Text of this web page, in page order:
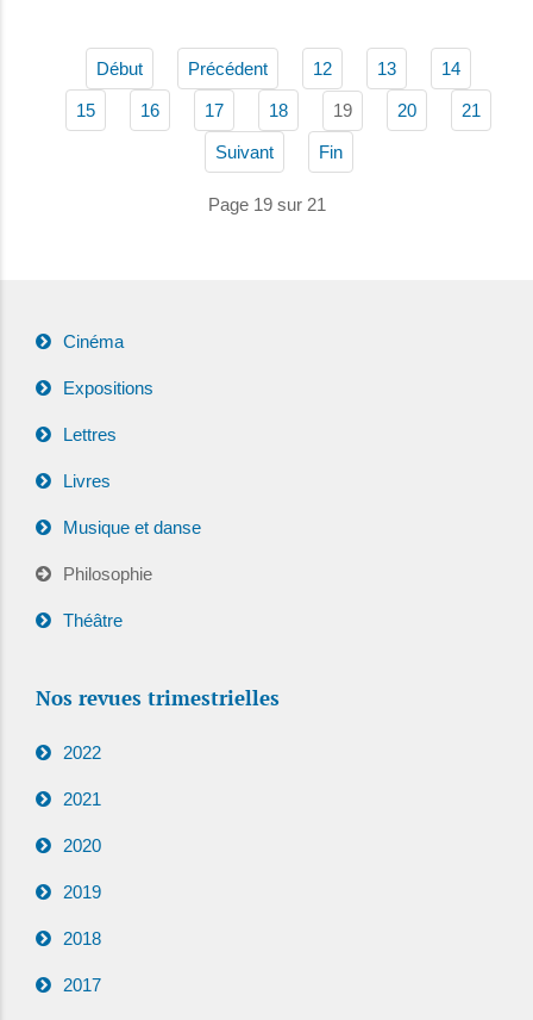
Début Précédent 12 13 14
15 16 17 18 19 20 21
Suivant Fin
Page 19 sur 21
Cinéma
Expositions
Lettres
Livres
Musique et danse
Philosophie
Théâtre
Nos revues trimestrielles
2022
2021
2020
2019
2018
2017